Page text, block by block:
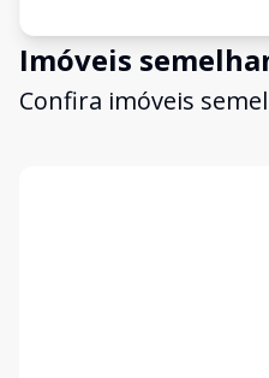
Imóveis
Confira imóveis